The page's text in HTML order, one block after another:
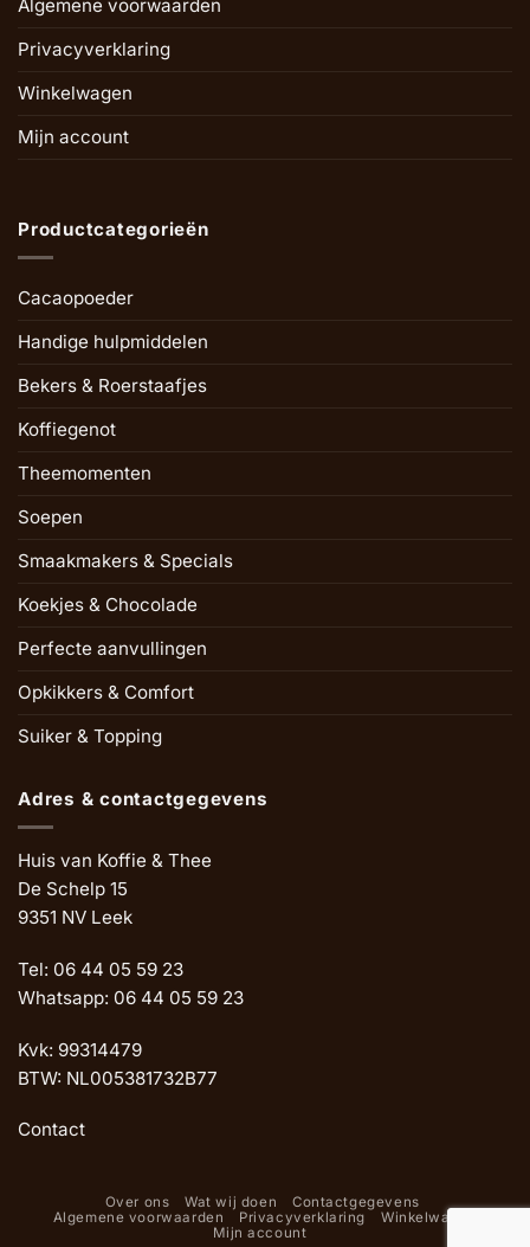
Algemene voorwaarden
Privacyverklaring
Winkelwagen
Mijn account
Productcategorieën
Cacaopoeder
Handige hulpmiddelen
Bekers & Roerstaafjes
Koffiegenot
Theemomenten
Soepen
Smaakmakers & Specials
Koekjes & Chocolade
Perfecte aanvullingen
Opkikkers & Comfort
Suiker & Topping
Adres & contactgegevens
Huis van Koffie & Thee
De Schelp 15
9351 NV Leek
Tel: 06 44 05 59 23
Whatsapp: 06 44 05 59 23
Kvk: 99314479
BTW: NL005381732B77
Contact
Over ons Wat wij doen
Contactgegevens
Algemene voorwaarden
Privacyverklaring
Winkelwagen
Mijn account